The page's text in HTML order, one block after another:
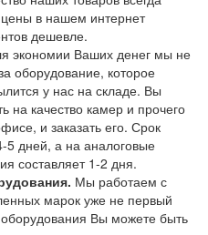
в нашем интернет
дешевле.
экономии Ваших денег мы не
оборудование, которое
у нас на складе. Вы
на качество камер и прочего
и заказать его. Срок
5 дней, а на аналоговые
составляет 1-2 дня.
Мы работаем с
марок уже не первый
оборудования Вы можете быть